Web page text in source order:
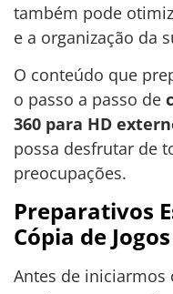
também pode
e a organização da
O conteúdo que
o passo a passo de
360 para HD
possa desfrutar de
preocupações.
Preparativos
Cópia de Jogos
Antes de iniciarmos